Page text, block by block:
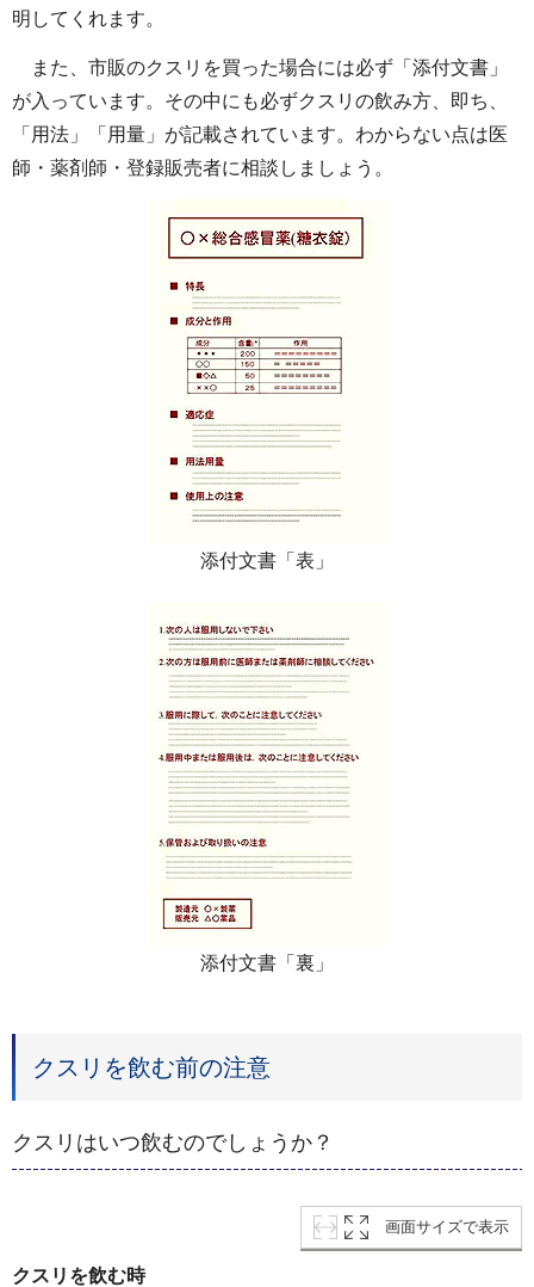
明してくれます。
また、市販のクスリを買った場合には必ず「添付文書」
が入っています。その中にも必ずクスリの飲み方、即ち、
「用法」「用量」が記載されています。わからない点は医
師・薬剤師・登録販売者に相談しましょう。
添付文書「表」
添付文書「裏」
クスリを飲む前の注意
クスリはいつ飲むのでしょうか？
画面サイズで表示
クスリを飲む時